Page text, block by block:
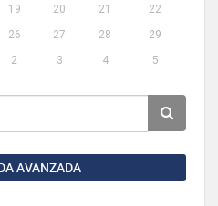
19 20 21
22
26 27 28
29
2 3 4 5
AVANZADA